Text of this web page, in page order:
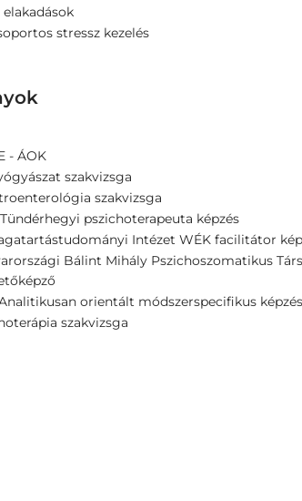
stressz kezelés
- ÁOK
szakvizsga
szakvizsga
pszichoterapeuta képzés
Intézet WÉK facilitátor
Bálint Mihály Pszichoszomatikus
Analitikusan orientált módszerspecifikus képzés
szakvizsga